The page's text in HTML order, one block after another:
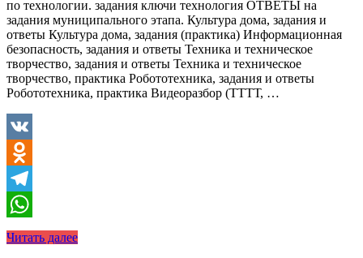
по технологии. задания ключи технология ОТВЕТЫ на
задания муниципального этапа. Культура дома, задания и
ответы Культура дома, задания (практика) Информационная
безопасность, задания и ответы Техника и техническое
творчество, задания и ответы Техника и техническое
творчество, практика Робототехника, задания и ответы
Робототехника, практика Видеоразбор (ТТТТ, …
VK
Odnoklassniki
Telegram
WhatsApp
Читать далее